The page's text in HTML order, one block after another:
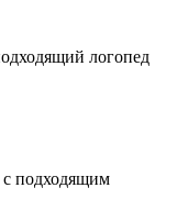
логопед
с подходящим